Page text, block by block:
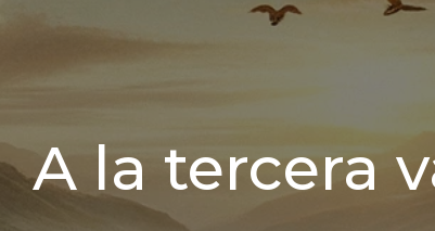
A la tercera